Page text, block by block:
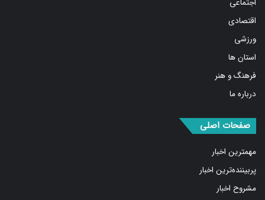
اقتصادی
ورزشی
استان ها
فرهنگ و هنر
درباره ما
مهمترین اخبار
پربیننده‌ترین اخبار
مشروح اخبار
یادداشت